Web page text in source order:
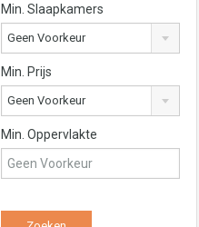
Min. Slaapkamers
Geen Voorkeur
Min. Prijs
Geen Voorkeur
Min. Oppervlakte